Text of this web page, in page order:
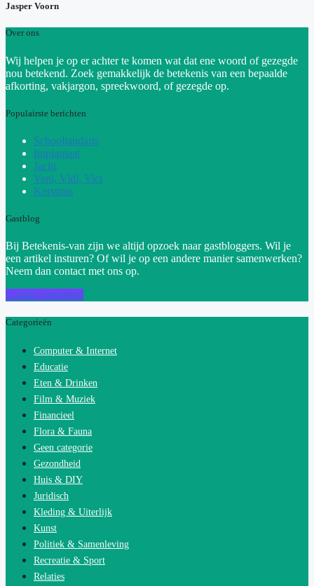
Jasper Voorn
Over ons
Wij helpen je op er achter te komen wat dat ene woord of gezegde
nou betekend. Zoek gemakkelijk de betekenis van een bepaalde
afkorting, vakjargon, spreekwoord, of gezegde op.
Populairste berichten
Schooltandarts
Implantaat
Jacht
Veni, Vidi, Vici
Kerstmis
Gastblog
Bij Betekenis-van zijn we altijd opzoek naar gastbloggers. Wil je
een artikel insturen? Of wil je op een andere manier samenwerken?
Neem dan contact met ons op.
Contact opnemen
Categorieën
Computer & Internet
Educatie
Eten & Drinken
Film & Muziek
Financieel
Flora & Fauna
Geen categorie
Gezondheid
Huis & DIY
Juridisch
Kleding & Uiterlijk
Kunst
Politiek & Samenleving
Recreatie & Sport
Relaties